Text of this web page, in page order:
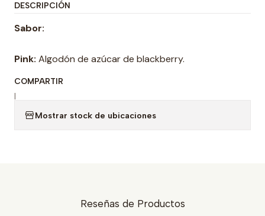
DESCRIPCIÓN
Sabor:
Pink: Algodón de azúcar de blackberry.
COMPARTIR
|
Mostrar stock de ubicaciones
Reseñas de Productos